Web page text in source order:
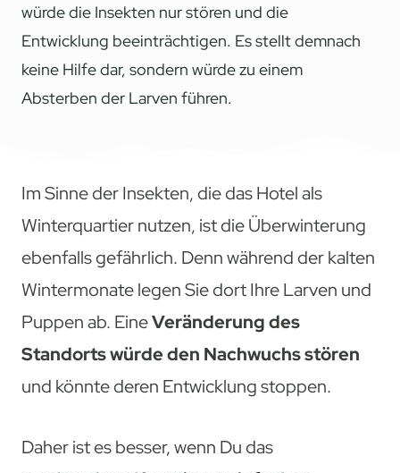
würde die Insekten nur stören und die
Entwicklung beeinträchtigen. Es stellt demnach
keine Hilfe dar, sondern würde zu einem
Absterben der Larven führen.
Im Sinne der Insekten, die das Hotel als
Winterquartier nutzen, ist die Überwinterung
ebenfalls gefährlich. Denn während der kalten
Wintermonate legen Sie dort Ihre Larven und
Puppen ab. EineVeränderung des
Standorts würde den Nachwuchs stören
und könnte deren Entwicklung stoppen.
Daher ist es besser, wenn Du das